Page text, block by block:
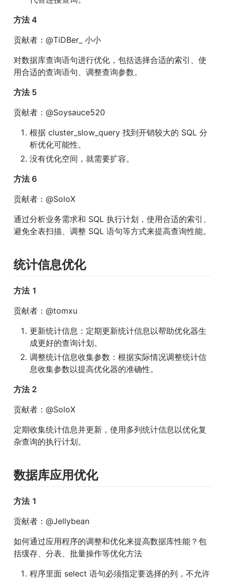
方法 4
贡献者：@TiDBer_ 小小
对数据库查询语句进行优化，包括选择合适的索引、使
用合适的查询语句、调整查询参数。
方法 5
贡献者：@Soysauce520
根据 cluster_slow_query 找到开销较大的 SQL 分
析优化可能性。
没有优化空间，就需要扩容。
方法 6
贡献者：@SoloX
通过分析业务需求和 SQL 执行计划，使用合适的索引、
避免全表扫描、调整 SQL 语句等方式来提高查询性能。
统计信息优化
方法 1
贡献者：@tomxu
更新统计信息：定期更新统计信息以帮助优化器生
成更好的查询计划。
调整统计信息收集参数：根据实际情况调整统计信
息收集参数以提高优化器的准确性。
方法 2
贡献者：@SoloX
定期收集统计信息并更新，使用多列统计信息以优化复
杂查询的执行计划。
数据库应用优化
方法 1
贡献者：@Jellybean
如何通过应用程序的调整和优化来提高数据库性能？包
括缓存、分表、批量操作等优化方法
程序里面 select 语句必须指定要选择的列，不允许